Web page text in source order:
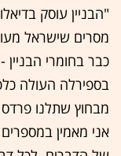
"הבניין עוסק
מסרים שישראל
כבר בחומרי הבניין
בספירלה העולה
אני מאמין